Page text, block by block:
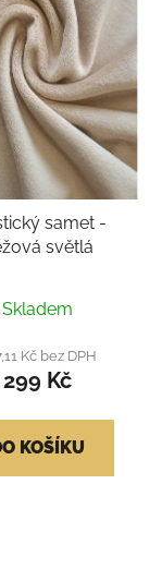
samet -
světlá
hodnocení
produktu
je
z
Skladem
Kč bez DPH
299 Kč
KOŠÍKU